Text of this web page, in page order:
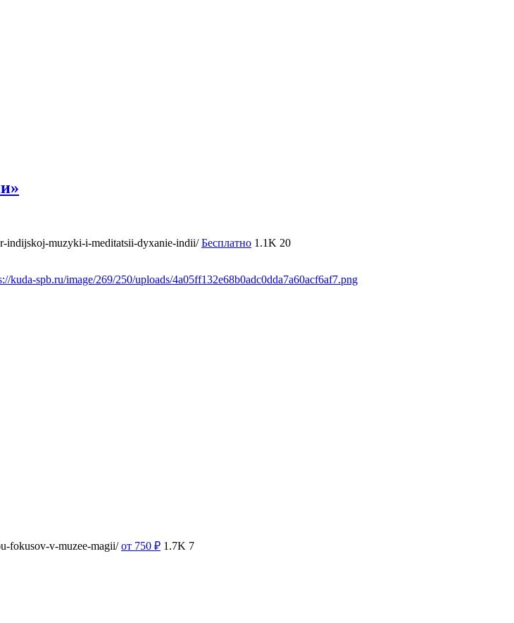
indijskoj-muzyki-i-meditatsii-dyxanie-indii/ Бесплатно 1.1K 20
kuda-spb.ru/image/269/250/uploads/4a05ff132e68b0adc0dda7a60acf6af7.png
fokusov-v-muzee-magii/ от 750 ₽ 1.7K 7